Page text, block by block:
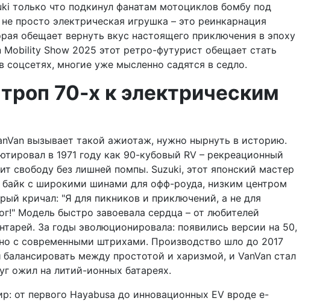
только что подкинул фанатам мотоциклов бомбу под
просто электрическая игрушка – это реинкарнация
обещает вернуть вкус настоящего приключения в эпоху
Mobility Show 2025 этот ретро-футурист обещает стать
соцсетях, многие уже мысленно садятся в седло.
70-х к электрическим
вызывает такой ажиотаж, нужно нырнуть в историю.
в 1971 году как 90-кубовый RV – рекреационный
свободу без лишней помпы. Suzuki, этот японский мастер
байк с широкими шинами для офф-роуда, низким центром
кричал: "Я для пикников и приключений, а не для
Модель быстро завоевала сердца – от любителей
За годы эволюционировала: появились версии на 50,
с современными штрихами. Производство шло до 2017
между простотой и харизмой, и VanVan стал
ожил на литий-ионных батареях.
от первого Hayabusa до инновационных EV вроде e-